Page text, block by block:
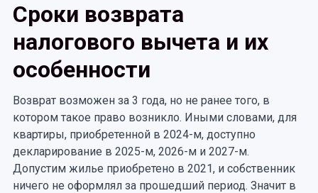
Сроки возврата
налогового вычета и их
особенности
Возврат возможен за 3 года, но не ранее того, в
котором такое право возникло. Иными словами, для
квартиры, приобретенной в 2024-м, доступно
декларирование в 2025-м, 2026-м и 2027-м.
Допустим жилье приобретено в 2021, и собственник
ничего не оформлял за прошедший период. Значит в